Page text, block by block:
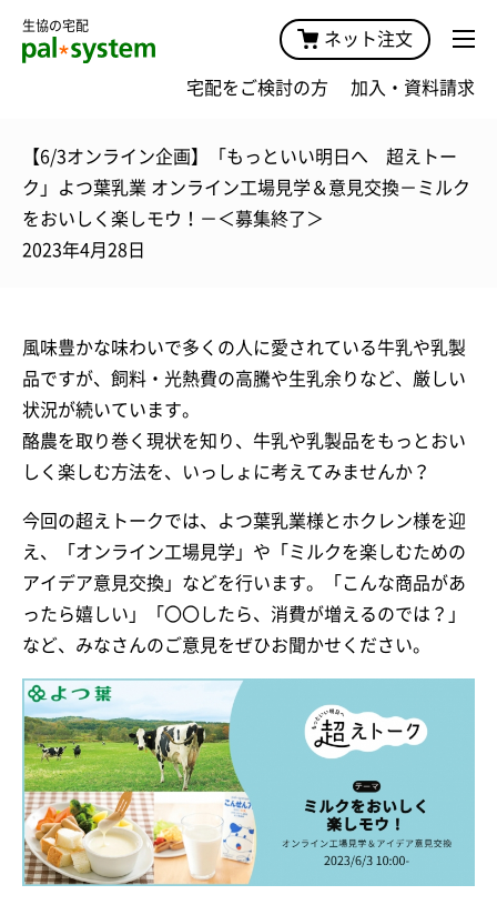
生協の宅配
ネット注文
宅配をご検討の方 加入・資料請求
【6/3オンライン企画】「もっといい明日へ 超えトー
ク」よつ葉乳業 オンライン工場見学＆意見交換－ミルク
をおいしく楽しモウ！－＜募集終了＞
2023年4月28日
風味豊かな味わいで多くの人に愛されている牛乳や乳製
品ですが、飼料・光熱費の高騰や生乳余りなど、厳しい
状況が続いています。
酪農を取り巻く現状を知り、牛乳や乳製品をもっとおい
しく楽しむ方法を、いっしょに考えてみませんか？
今回の超えトークでは、よつ葉乳業様とホクレン様を迎
え、「オンライン工場見学」や「ミルクを楽しむための
アイデア意見交換」などを行います。「こんな商品があ
ったら嬉しい」「〇〇したら、消費が増えるのでは？」
など、みなさんのご意見をぜひお聞かせください。